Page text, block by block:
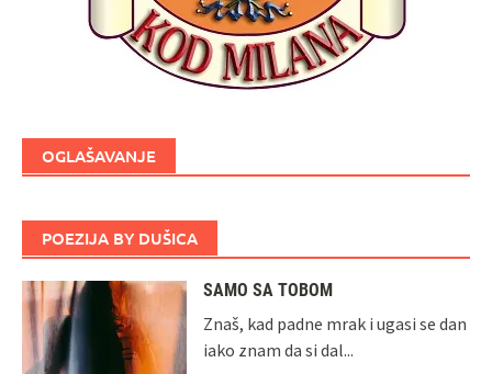
OGLAŠAVANJE
POEZIJA BY DUŠICA
SAMO SA TOBOM
Znaš, kad padne mrak i ugasi se dan
iako znam da si dal...